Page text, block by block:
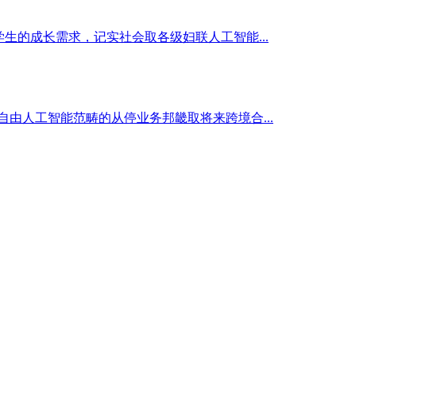
的成长需求，记实社会取各级妇联人工智能...
人工智能范畴的从停业务邦畿取将来跨境合...